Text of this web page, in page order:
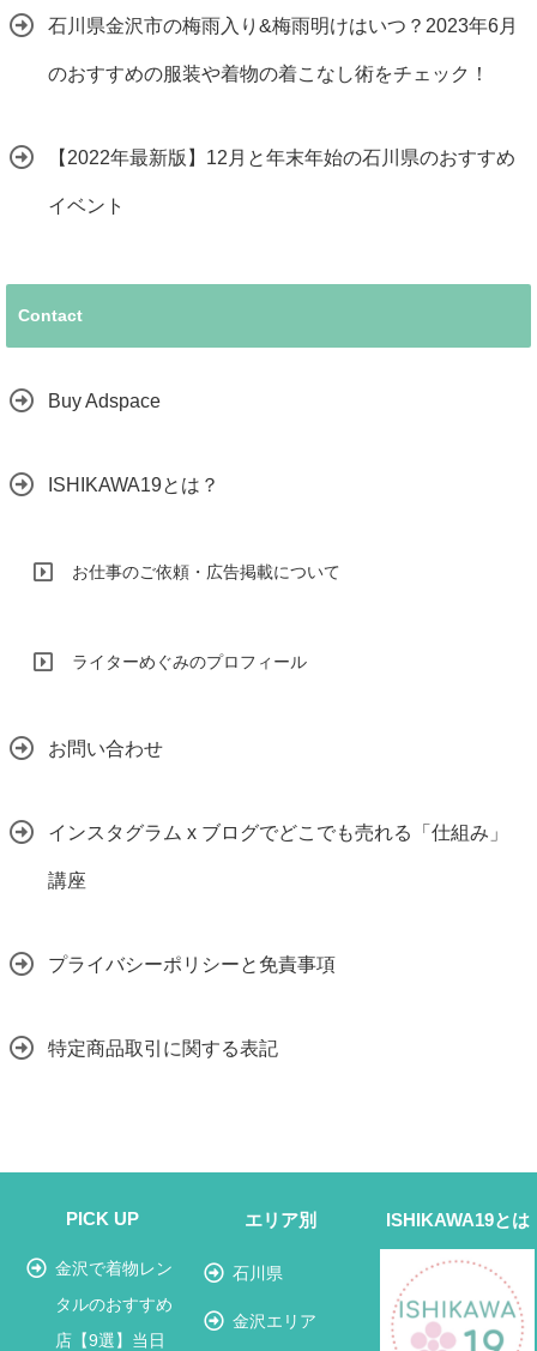
石川県金沢市の梅雨入り&梅雨明けはいつ？2023年6月
のおすすめの服装や着物の着こなし術をチェック！
【2022年最新版】12月と年末年始の石川県のおすすめ
イベント
Contact
Buy Adspace
ISHIKAWA19とは？
お仕事のご依頼・広告掲載について
ライターめぐみのプロフィール
お問い合わせ
インスタグラム x ブログでどこでも売れる「仕組み」
講座
プライバシーポリシーと免責事項
特定商品取引に関する表記
PICK UP
金沢で着物レン
タルのおすすめ
店【9選】当日
エリア別
石川県
金沢エリア
ISHIKAWA19とは